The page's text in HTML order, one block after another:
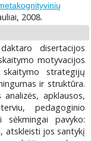
2008.
disertacijos
motyvacijos
strategijų
ir struktūra.
apklausos,
pedagoginio
pavyko:
atskleisti jos santykį